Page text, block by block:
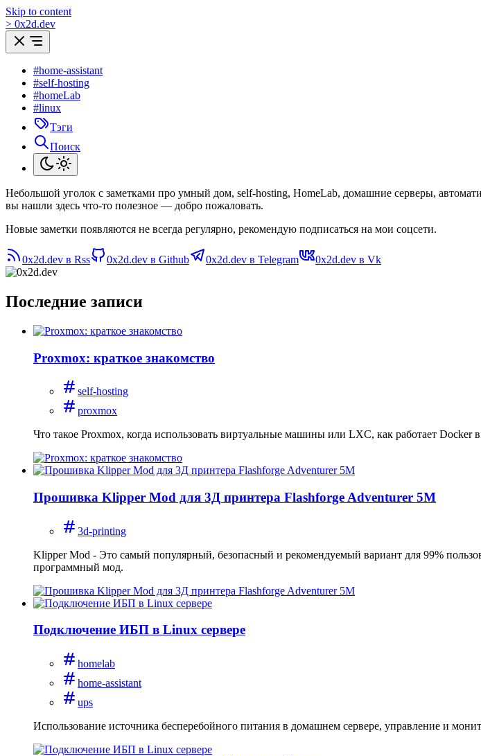
Skip to content
> 0x2d.dev
#home-assistant
#self-hosting
#homeLab
#linux
Тэги
Поиск
Небольшой уголок с заметками про умный дом, self-hosting, HomeLab, домашние серверы,
вы нашли здесь что-то полезное — добро пожаловать.
Новые заметки появляются не всегда регулярно, рекомендую подписаться на мои соцсети.
0x2d.dev в Rss 0x2d.dev в Github 0x2d.dev в Telegram 0x2d.dev в Vk
Последние записи
Proxmox: краткое знакомство
self-hosting
proxmox
Что такое Proxmox, когда использовать виртуальные машины или LXC, как работает
Прошивка Klipper Mod для 3Д принтера Flashforge Adventurer 5M
3d-printing
Klipper Mod - Это самый популярный, безопасный и рекомендуемый вариант для 99%
программный мод.
Подключение ИБП в Linux сервере
homelab
home-assistant
ups
Использование источника бесперебойного питания в домашнем сервере, управление и